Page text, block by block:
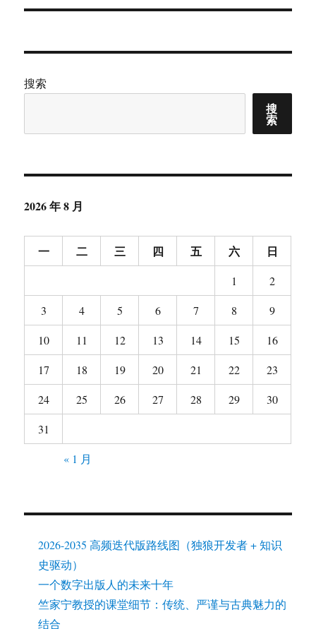
文
搜索
搜
索
2026 年 8 月
一 二 三 四 五 六 日
1
2
3
4 5 6 7 8
9
10
11 12 13 14 15
16
17
18 19 20 21 22
23
24
25 26 27 28 29
30
31
« 1 月
2026-2035 高频迭代版路线图（独狼开发者 + 知识
史驱动）
一个数字出版人的未来十年
竺家宁教授的课堂细节：传统、严谨与古典魅力的
结合